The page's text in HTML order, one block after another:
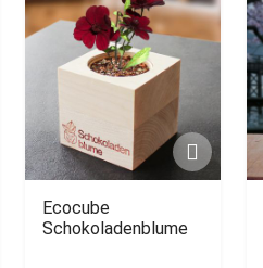
Ecocube
Schokoladenblume